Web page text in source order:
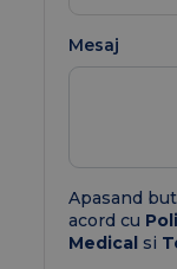
Mesaj
Apasand
acord cu
Medical si